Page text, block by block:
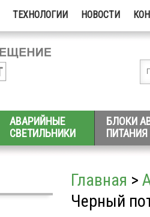
ТЕХНОЛОГИИ НОВОСТИ
АВАРИЙНЫЕ
СВЕТИЛЬНИКИ
БЛОКИ
ПИТАНИЯ
Главная >
Черный